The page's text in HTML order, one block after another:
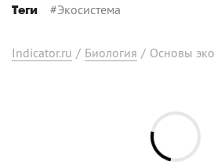
Теги #Экосистема
Indicator.ru / Биология / Основы